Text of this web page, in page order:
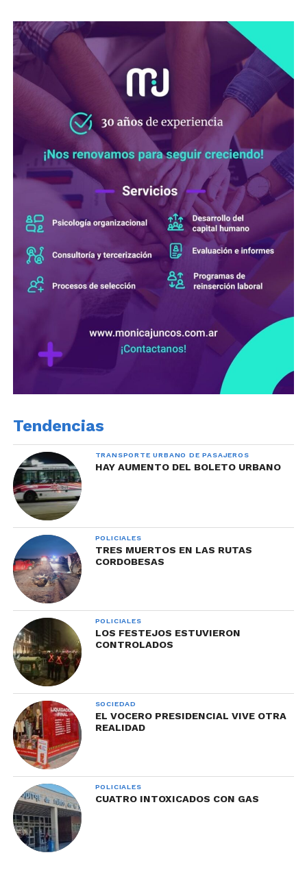
Tendencias
TRANSPORTE URBANO DE PASAJEROS
HAY AUMENTO DEL BOLETO URBANO
POLICIALES
TRES MUERTOS EN LAS RUTAS
CORDOBESAS
POLICIALES
LOS FESTEJOS ESTUVIERON
CONTROLADOS
SOCIEDAD
EL VOCERO PRESIDENCIAL VIVE OTRA
REALIDAD
POLICIALES
CUATRO INTOXICADOS CON GAS